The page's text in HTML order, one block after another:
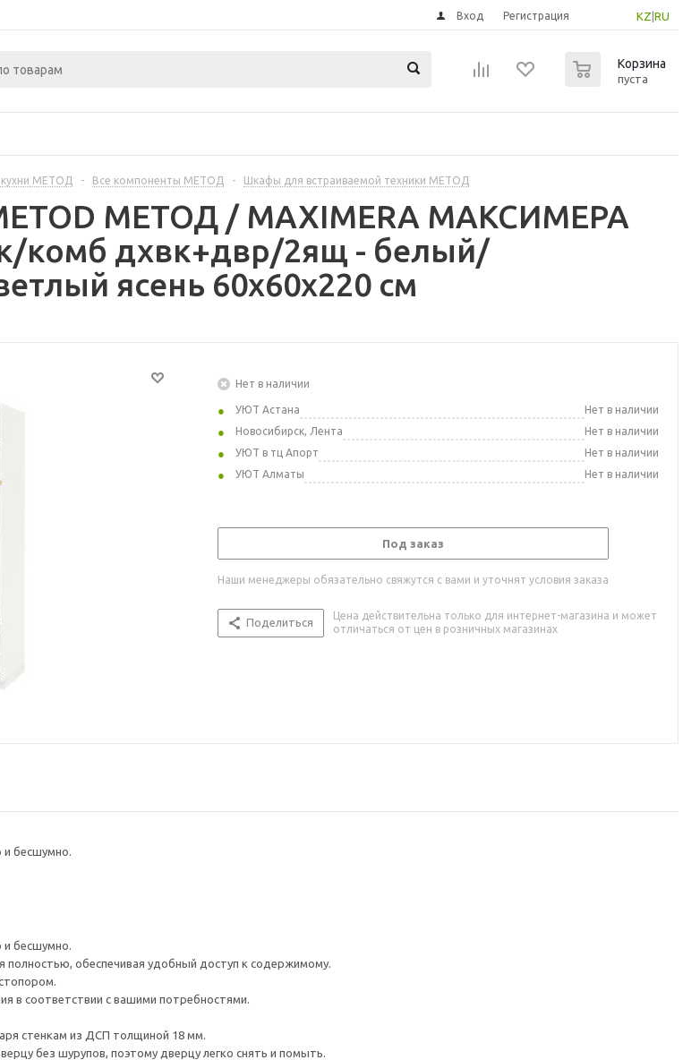
KZ RU
Вход Регистрация
Корзина
пуста
МЕТОД - Все компоненты МЕТОД - Шкафы для встраиваемой техники МЕТОД
МЕТОД / MAXIMERA МАКСИМЕРА
комб дхвк+двр/2ящ - белый/
ясень 60x60x220 см
Нет в наличии
УЮТ Астана
Нет в наличии
Новосибирск, Лента
Нет в наличии
УЮТ в тц Апорт
Нет в наличии
УЮТ Алматы
Нет в наличии
Под заказ
Наши менеджеры обязательно свяжутся с вами и уточнят условия заказа
Поделиться
Цена действительна только для интернет-магазина и может
отличаться от цен в розничных магазинах
и бесшумно.
и бесшумно.
обеспечивая удобный доступ к содержимому.
в соответствии с вашими потребностями.
стенкам из ДСП толщиной 18 мм.
без шурупов, поэтому дверцу легко снять и помыть.